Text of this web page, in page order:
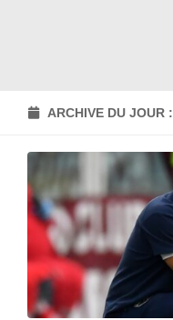
ARCHIVE DU JOUR :